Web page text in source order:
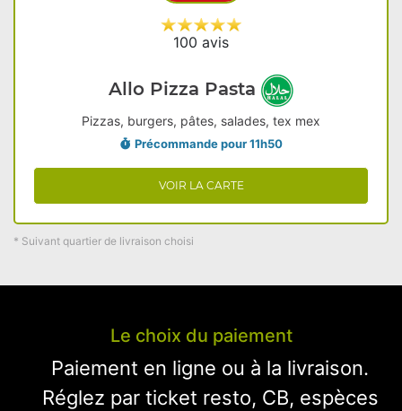
100 avis
Allo Pizza Pasta
Pizzas, burgers, pâtes, salades, tex mex
Précommande pour 11h50
VOIR LA CARTE
* Suivant quartier de livraison choisi
Le choix du paiement
Paiement en ligne ou à la livraison.
Réglez par ticket resto, CB, espèces